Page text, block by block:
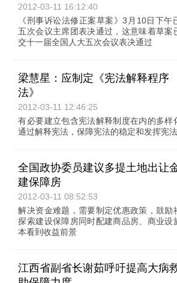
2012-03-11 16:12:40
《刑事诉讼法修正案草案》3月10日下午
五次会议主席团表决通过，这意味着草案
交十一届全国人大五次会议表决通过
梁慧星：应制定《宪法解释程序
法》
2012-03-11 12:46:25
有必要建立包含宪法解释制度在内的多样
通过解释宪法，保障宪法的稳定和发挥宪
全国政协委员建议多提土地出让
建保障房
2012-03-11 08:52:53
解决资金难题，需要制定优惠政策，鼓励
探索建设保障房同时配建商品房、商业设
本看到收益前景
江西省副省长谢茹呼吁提高大病